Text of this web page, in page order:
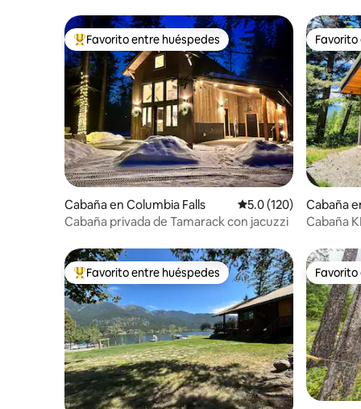
Favorito entre huéspedes preferido
Favorito entre huéspedes
Cabaña en Columbia Falls Calificación promedio:
5.0 (120)
Cabaña privada de Tamarack con jacuzzi
Cabaña
Cabaña
Favorito entre huéspedes preferido
Favorito entre huéspedes